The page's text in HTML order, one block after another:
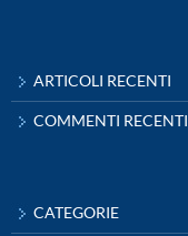
ARTICOLI RECENTI
COMMENTI RECENTI
CATEGORIE